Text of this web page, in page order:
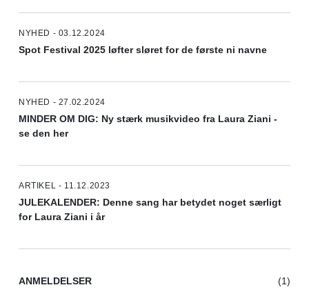
NYHED - 03.12.2024
Spot Festival 2025 løfter sløret for de første ni navne
NYHED - 27.02.2024
MINDER OM DIG: Ny stærk musikvideo fra Laura Ziani -
se den her
ARTIKEL - 11.12.2023
JULEKALENDER: Denne sang har betydet noget særligt
for Laura Ziani i år
ANMELDELSER (1)